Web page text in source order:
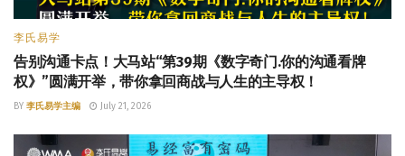
李氏易学
告别沟通卡点！大马站“第39期《数字奇门.你的沟通看牌
权》”圆满开举，带你拿回商战与人生的主导权！
BY 李氏易学主编 July 21, 2026